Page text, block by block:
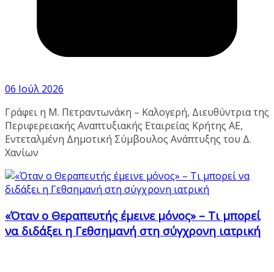
06 Ιούλ 2026
Γράφει η Μ. Πετραντωνάκη – Καλογερή, Διευθύντρια της
Περιφερειακής Αναπτυξιακής Εταιρείας Κρήτης ΑΕ,
Εντεταλμένη Δημοτική Σύμβουλος Ανάπτυξης του Δ.
Χανίων
«Όταν ο Θεραπευτής έμεινε μόνος» – Τι μπορεί
να διδάξει η Γεθσημανή στη σύγχρονη ιατρική